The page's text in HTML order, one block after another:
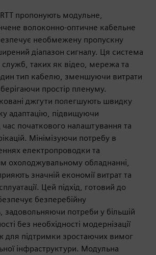
пропонують модульне,
волоконно-оптичне кабельне
необмежену пропускну
діапазон сигналу. Ця система
служб, таких як відео, мережа та
тип кабелю, зменшуючи витрати
простір пленуму.
джгути полегшують швидку
адаптацію, підвищуючи
час початкового налаштування та
Мінімізуючи потребу в
електропроводки та
охолоджувальному обладнанні,
значній економії витрат та
Цей підхід, готовий до
безперебійну
задовольняючи потреби у більшій
без необхідності модернізації
для підтримки зростаючих вимог
інфраструктури. Модульна